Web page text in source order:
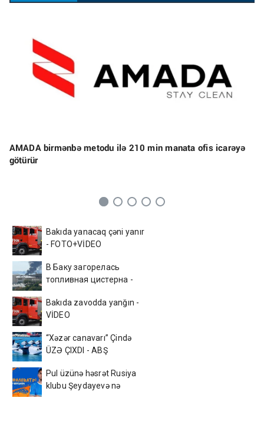
AMADA birmənbə metodu ilə 210 min manata ofis icarəyə
götürür
Bakıda yanacaq çəni yanır
- FOTO+VİDEO
В Баку загорелась
топливная цистерна -
Bakıda zavodda yanğın -
VİDEO
“Xəzər canavarı” Çində
ÜZƏ ÇIXDI - ABŞ
Pul üzünə həsrət Rusiya
klubu Şeydayevə nə